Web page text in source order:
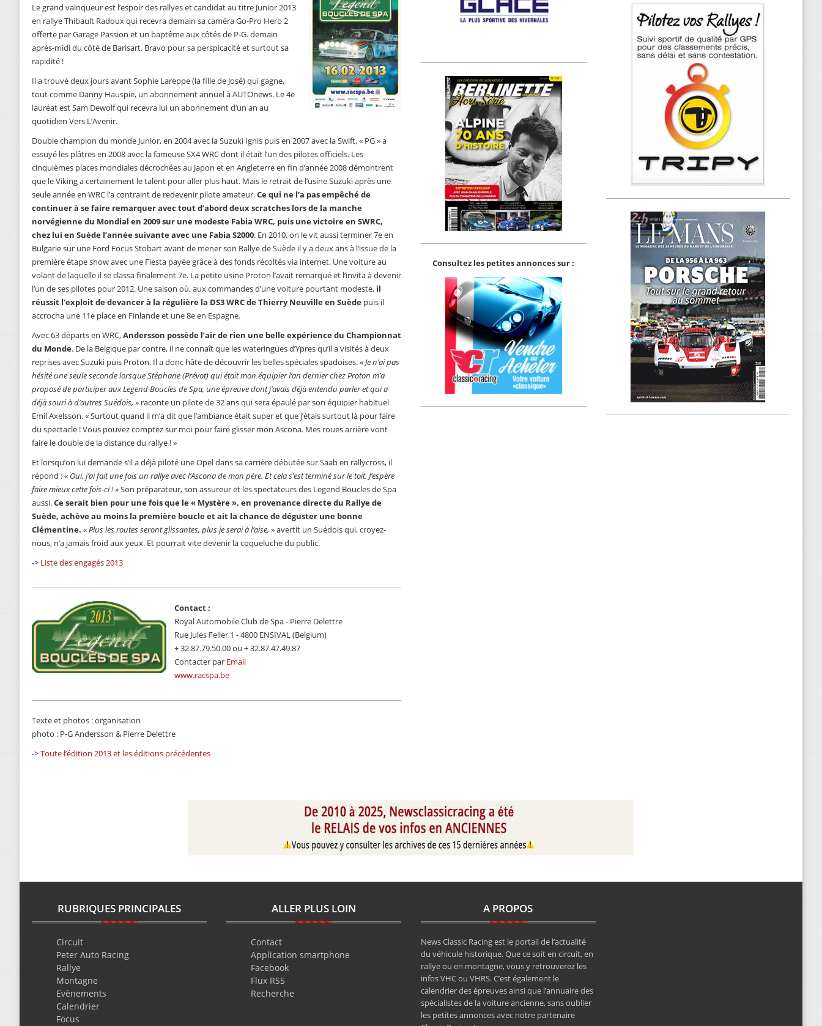
Le grand vainqueur est l’espoir des rallyes et candidat au titre Junior 2013
en rallye Thibault Radoux qui recevra demain sa caméra Go-Pro Hero 2
offerte par Garage Passion et un baptême aux côtés de P-G. demain
après-midi du côté de Barisart. Bravo pour sa perspicacité et surtout sa
rapidité !
Il a trouvé deux jours avant Sophie Lareppe (la fille de José) qui gagne,
tout comme Danny Hauspie, un abonnement annuel à AUTOnews. Le 4e
lauréat est Sam Dewolf qui recevra lui un abonnement d’un an au
quotidien Vers L’Avenir.
Double champion du monde Junior, en 2004 avec la Suzuki Ignis puis en 2007 avec la Swift, « PG » a
essuyé les plâtres en 2008 avec la fameuse SX4 WRC dont il était l’un des pilotes officiels. Les
cinquièmes places mondiales décrochées au Japon et en Angleterre en fin d’année 2008 démontrent
que le Viking a certainement le talent pour aller plus haut. Mais le retrait de l’usine Suzuki après une
seule année en WRC l’a contraint de redevenir pilote amateur.Ce qui ne l’a pas empêché de
continuer à se faire remarquer avec tout d’abord deux scratches lors de la manche
norvégienne du Mondial en 2009 sur une modeste Fabia WRC, puis une victoire en SWRC,
chez lui en Suède l’année suivante avec une Fabia S2000. En 2010, on le vit aussi terminer 7e en
Bulgarie sur une Ford Focus Stobart avant de mener son Rallye de Suède il y a deux ans à l’issue de la
première étape show avec une Fiesta payée grâce à des fonds récoltés via internet. Une voiture au
volant de laquelle il se classa finalement 7e. La petite usine Proton l’avait remarqué et l’invita à devenir
l’un de ses pilotes pour 2012. Une saison où, aux commandes d’une voiture pourtant modeste, il
réussit l’exploit de devancer à la régulière la DS3 WRC de Thierry Neuville en Suède puis il
accrocha une 11e place en Finlande et une 8e en Espagne.
Avec 63 départs en WRC,Andersson possède l’air de rien une belle expérience du Championnat
du Monde. De la Belgique par contre, il ne connaît que les wateringues d’Ypres qu’il a visités à deux
reprises avec Suzuki puis Proton. Il a donc hâte de découvrir les belles spéciales spadoises. «Je n’ai pas
hésité une seule seconde lorsque Stéphane (Prévot) qui était mon équipier l’an dernier chez Proton m’a
proposé de participer aux Legend Boucles de Spa, une épreuve dont j’avais déjà entendu parler et qui a
déjà souri à d’autres Suédois, » raconte un pilote de 32 ans qui sera épaulé par son équipier habituel
Emil Axelsson. « Surtout quand il m’a dit que l’ambiance était super et que j’étais surtout là pour faire
du spectacle ! Vous pouvez comptez sur moi pour faire glisser mon Ascona. Mes roues arrière vont
faire le double de la distance du rallye ! »
Et lorsqu’on lui demande s’il a déjà piloté une Opel dans sa carrière débutée sur Saab en rallycross, il
répond : « Oui, j’ai fait une fois un rallye avec l’Ascona de mon père. Et cela s’est terminé sur le toit. J’espère
faire mieux cette fois-ci !» Son préparateur, son assureur et les spectateurs des Legend Boucles de Spa
aussi.Ce serait bien pour une fois que le « Mystère », en provenance directe du Rallye de
Suède, achève au moins la première boucle et ait la chance de déguster une bonne
Clémentine. «Plus les routes seront glissantes, plus je serai à l’aise, » avertit un Suédois qui, croyez-
nous, n’a jamais froid aux yeux. Et pourrait vite devenir la coqueluche du public.
-> Liste des engagés 2013
Contact :
Royal Automobile Club de Spa - Pierre Delettre
Rue Jules Feller 1 - 4800 ENSIVAL (Belgium)
+ 32.87.79.50.00 ou + 32.87.47.49.87
Contacter par Email
www.racspa.be
Texte et photos : organisation
photo : P-G Andersson & Pierre Delettre
->Toute l’édition 2013 et les éditions précédentes
Consultez les petites annonces sur :
RUBRIQUES PRINCIPALES
Circuit
Peter Auto Racing
Rallye
Montagne
Evènements
Calendrier
Focus
ALLER PLUS LOIN
Contact
Application smartphone
Facebook
Flux RSS
Recherche
A PROPOS
News Classic Racing est le portail de l’actualité
du véhicule historique. Que ce soit en circuit, en
rallye ou en montagne, vous y retrouverez les
infos VHC ou VHRS. C’est également le
calendrier des épreuves ainsi que l’annuaire des
spécialistes de la voiture ancienne, sans oublier
les petites annonces avec notre partenaire